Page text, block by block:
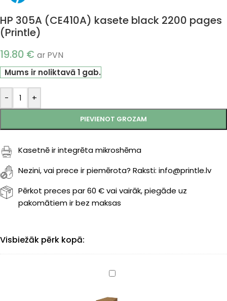
HP 305A (CE410A) kasete black 2200 pages
(Printle)
19.80 € ar PVN
Mums ir noliktavā 1 gab.
- +
PIEVIENOT GROZAM
Kasetnē ir integrēta mikroshēma
Nezini, vai prece ir piemērota? Raksti: info@printle.lv
Pērkot preces par 60 € vai vairāk, piegāde uz
pakomātiem ir bez maksas
Visbiežāk pērk kopā:
HP
(CE411A)